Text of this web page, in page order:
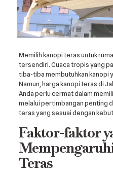
Memilih kanopi teras untuk
tersendiri. Cuaca tropis yang
tiba-tiba membutuhkan kanopi
Namun, harga kanopi teras di
Anda perlu cermat dalam
melalui pertimbangan penting
teras yang sesuai dengan
Faktor-faktor
Teras